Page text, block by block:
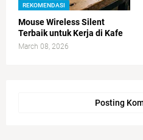
REKOMENDASI
Mouse Wireless Silent
Terbaik untuk Kerja di Kafe
March 08, 2026
Posting